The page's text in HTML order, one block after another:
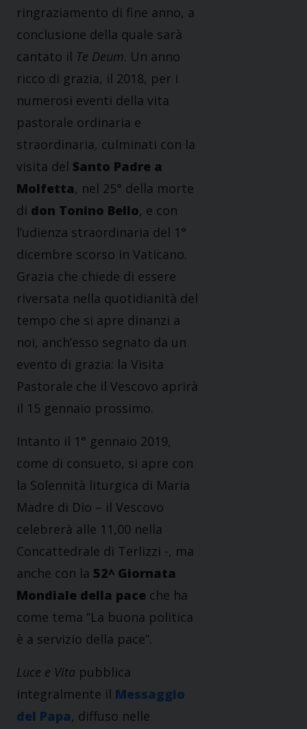
ringraziamento di fine anno, a
conclusione della quale sarà
cantato il Te Deum. Un anno
ricco di grazia, il 2018, per i
numerosi eventi della vita
pastorale ordinaria e
straordinaria, culminati con la
visita del Santo Padre a
Molfetta, nel 25° della morte
di don Tonino Bello, e con
l’udienza straordinaria del 1°
dicembre scorso in Vaticano.
Grazia che chiede di essere
riversata nella quotidianità del
tempo che si apre dinanzi a
noi, anch’esso segnato da un
evento di grazia: la Visita
Pastorale che il Vescovo aprirà
il 15 gennaio prossimo.
Intanto il 1° gennaio 2019,
come di consueto, si apre con
la Solennità liturgica di Maria
Madre di Dio – il Vescovo
celebrerà alle 11,00 nella
Concattedrale di Terlizzi -, ma
anche con la 52^ Giornata
Mondiale della pace che ha
come tema “La buona politica
è a servizio della pace”.
Luce e Vita pubblica
integralmente il Messaggio
del Papa, diffuso nelle